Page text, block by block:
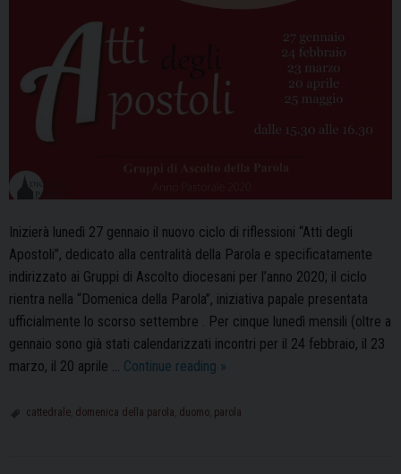
Inizierà lunedì 27 gennaio il nuovo ciclo di riflessioni “Atti degli
Apostoli”, dedicato alla centralità della Parola e specificatamente
indirizzato ai Gruppi di Ascolto diocesani per l’anno 2020; il ciclo
rientra nella “Domenica della Parola”, iniziativa papale presentata
ufficialmente lo scorso settembre . Per cinque lunedì mensili (oltre a
gennaio sono già stati calendarizzati incontri per il 24 febbraio, il 23
marzo, il 20 aprile … Continue reading “Domenica
parola”:
»
cattedrale domenica della parola duomo parola